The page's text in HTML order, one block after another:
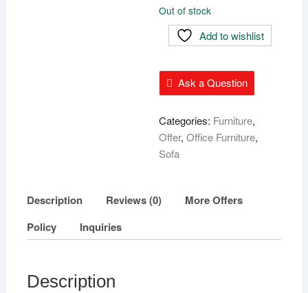
Out of stock
Add to wishlist
Ask a Question
Categories: Furniture,
Offer,Office Furniture,
Sofa
Description Reviews (0)
More Offers
Policy
Inquiries
Description